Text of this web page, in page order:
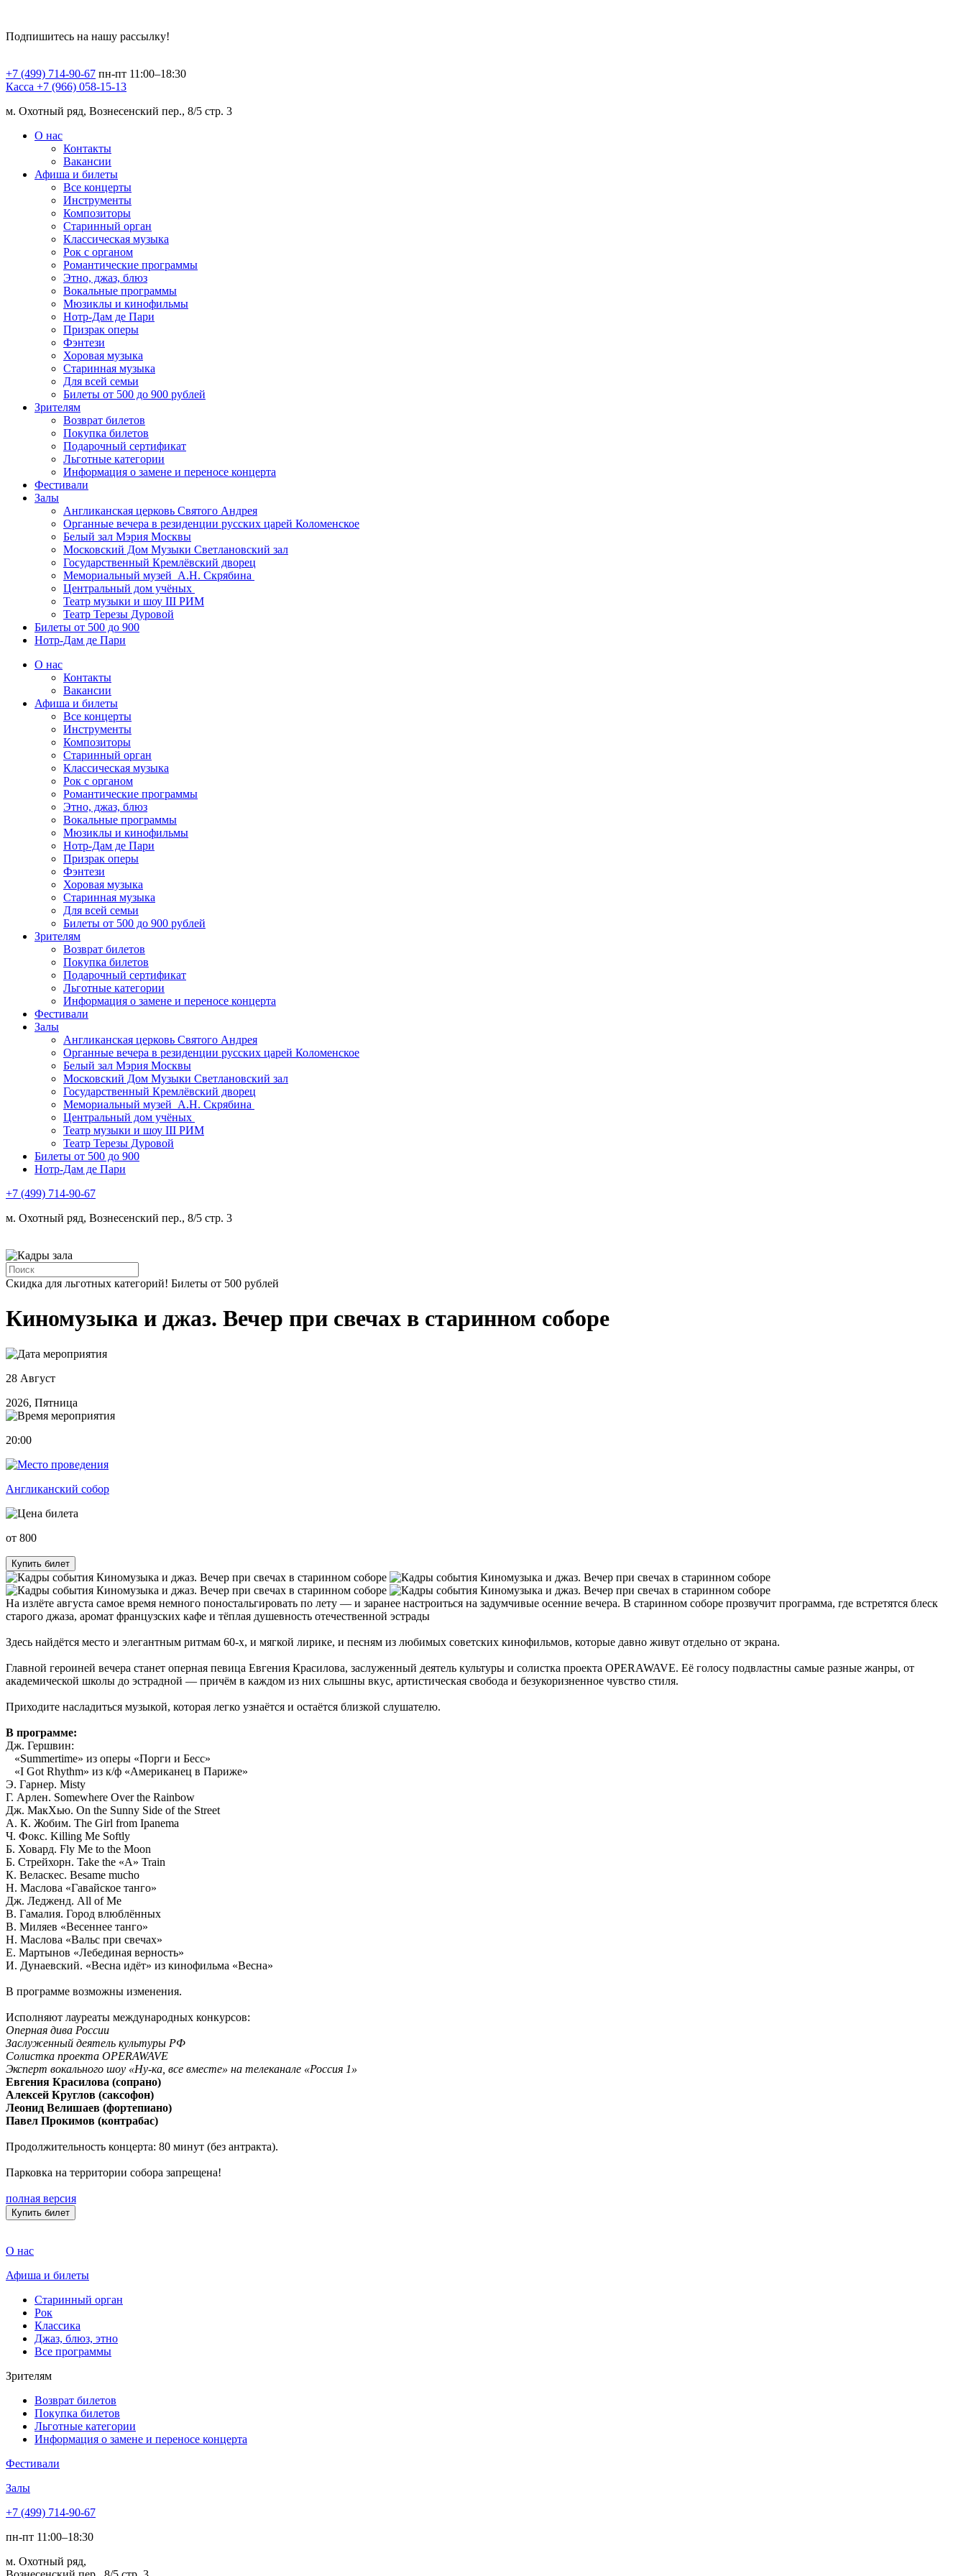
Подпишитесь на нашу рассылку!
+7 (499) 714-90-67 пн-пт 11:00–18:30
Касса +7 (966) 058-15-13
м. Охотный ряд, Вознесенский пер., 8/5 стр. 3
О нас
Контакты
Вакансии
Афиша и билеты
Все концерты
Инструменты
Композиторы
Старинный орган
Классическая музыка
Рок с органом
Романтические программы
Этно, джаз, блюз
Вокальные программы
Мюзиклы и кинофильмы
Нотр-Дам де Пари
Призрак оперы
Фэнтези
Хоровая музыка
Старинная музыка
Для всей семьи
Билеты от 500 до 900 рублей
Зрителям
Возврат билетов
Покупка билетов
Подарочный сертификат
Льготные категории
Информация о замене и переносе концерта
Фестивали
Залы
Англиканская церковь Святого Андрея
Органные вечера в резиденции русских царей Коломенское
Белый зал Мэрия Москвы
Московский Дом Музыки Светлановский зал
Государственный Кремлёвский дворец
Мемориальный музей А.Н. Скрябина
Центральный дом учёных
Театр музыки и шоу III РИМ
Театр Терезы Дуровой
Билеты от 500 до 900
Нотр-Дам де Пари
О нас
Контакты
Вакансии
Афиша и билеты
Все концерты
Инструменты
Композиторы
Старинный орган
Классическая музыка
Рок с органом
Романтические программы
Этно, джаз, блюз
Вокальные программы
Мюзиклы и кинофильмы
Нотр-Дам де Пари
Призрак оперы
Фэнтези
Хоровая музыка
Старинная музыка
Для всей семьи
Билеты от 500 до 900 рублей
Зрителям
Возврат билетов
Покупка билетов
Подарочный сертификат
Льготные категории
Информация о замене и переносе концерта
Фестивали
Залы
Англиканская церковь Святого Андрея
Органные вечера в резиденции русских царей Коломенское
Белый зал Мэрия Москвы
Московский Дом Музыки Светлановский зал
Государственный Кремлёвский дворец
Мемориальный музей А.Н. Скрябина
Центральный дом учёных
Театр музыки и шоу III РИМ
Театр Терезы Дуровой
Билеты от 500 до 900
Нотр-Дам де Пари
+7 (499) 714-90-67
м. Охотный ряд, Вознесенский пер., 8/5 стр. 3
Скидка для льготных категорий! Билеты от 500 рублей
Киномузыка и джаз. Вечер при свечах в старинном соборе
28 Август
2026, Пятница
20:00
Англиканский собор
от 800
Купить билет
На излёте августа самое время немного поностальгировать по лету — и заранее настроиться на задумчивые осенние вечера. В старинном соборе прозвучит программа, где встретятся блеск
старого джаза, аромат французских кафе и тёплая душевность отечественной эстрады
Здесь найдётся место и элегантным ритмам 60-х, и мягкой лирике, и песням из любимых советских кинофильмов, которые давно живут отдельно от экрана.
Главной героиней вечера станет оперная певица Евгения Красилова, заслуженный деятель культуры и солистка проекта OPERAWAVE. Её голосу подвластны самые разные жанры, от
академической школы до эстрадной — причём в каждом из них слышны вкус, артистическая свобода и безукоризненное чувство стиля.
Приходите насладиться музыкой, которая легко узнаётся и остаётся близкой слушателю.
В программе:
Дж. Гершвин:
«Summertime» из оперы «Порги и Бесс»
«I Got Rhythm» из к/ф «Американец в Париже»
Э. Гарнер. Misty
Г. Арлен. Somewhere Over the Rainbow
Дж. МакХью. On the Sunny Side of the Street
А. К. Жобим. The Girl from Ipanema
Ч. Фокс. Killing Me Softly
Б. Ховард. Fly Me to the Moon
Б. Стрейхорн. Take the «A» Train
К. Веласкес. Besame mucho
Н. Маслова «Гавайское танго»
Дж. Ледженд. All of Me
В. Гамалия. Город влюблённых
В. Миляев «Весеннее танго»
Н. Маслова «Вальс при свечах»
Е. Мартынов «Лебединая верность»
И. Дунаевский. «Весна идёт» из кинофильма «Весна»
В программе возможны изменения.
Исполняют лауреаты международных конкурсов:
Оперная дива России
Заслуженный деятель культуры РФ
Солистка проекта OPERAWAVE
Эксперт вокального шоу «Ну-ка, все вместе» на телеканале «Россия 1»
Евгения Красилова (сопрано)
Алексей Круглов (саксофон)
Леонид Велишаев (фортепиано)
Павел Прокимов (контрабас)
Продолжительность концерта: 80 минут (без антракта).
Парковка на территории собора запрещена!
полная версия
Купить билет
О нас
Афиша и билеты
Старинный орган
Рок
Классика
Джаз, блюз, этно
Все программы
Зрителям
Возврат билетов
Покупка билетов
Льготные категории
Информация о замене и переносе концерта
Фестивали
Залы
+7 (499) 714-90-67
пн-пт 11:00–18:30
м. Охотный ряд,